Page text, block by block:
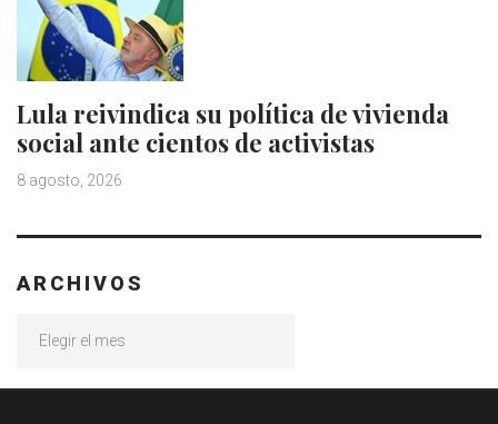
Lula reivindica su política de vivienda
social ante cientos de activistas
8 agosto, 2026
ARCHIVOS